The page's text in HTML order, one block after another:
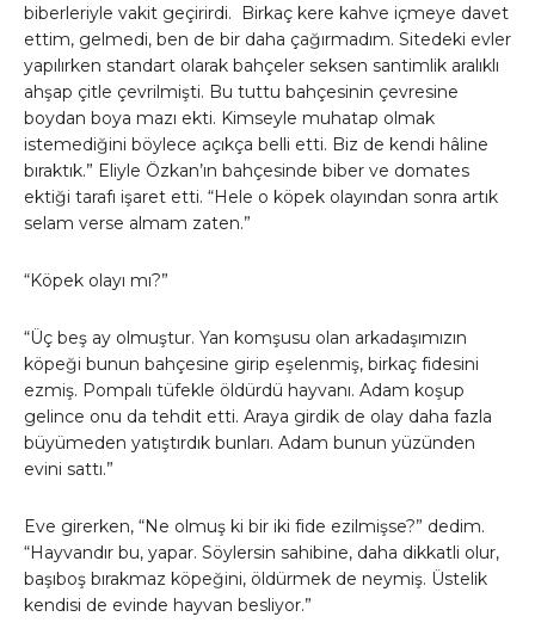
biberleriyle vakit geçirirdi. Birkaç kere kahve içmeye davet
ettim, gelmedi, ben de bir daha çağırmadım. Sitedeki evler
yapılırken standart olarak bahçeler seksen santimlik aralıklı
ahşap çitle çevrilmişti. Bu tuttu bahçesinin çevresine
boydan boya mazı ekti. Kimseyle muhatap olmak
istemediğini böylece açıkça belli etti. Biz de kendi hâline
bıraktık.” Eliyle Özkan’ın bahçesinde biber ve domates
ektiği tarafı işaret etti. “Hele o köpek olayından sonra artık
selam verse almam zaten.”
“Köpek olayı mı?”
“Üç beş ay olmuştur. Yan komşusu olan arkadaşımızın
köpeği bunun bahçesine girip eşelenmiş, birkaç fidesini
ezmiş. Pompalı tüfekle öldürdü hayvanı. Adam koşup
gelince onu da tehdit etti. Araya girdik de olay daha fazla
büyümeden yatıştırdık bunları. Adam bunun yüzünden
evini sattı.”
Eve girerken, “Ne olmuş ki bir iki fide ezilmişse?” dedim.
“Hayvandır bu, yapar. Söylersin sahibine, daha dikkatli olur,
başıboş bırakmaz köpeğini, öldürmek de neymiş. Üstelik
kendisi de evinde hayvan besliyor.”